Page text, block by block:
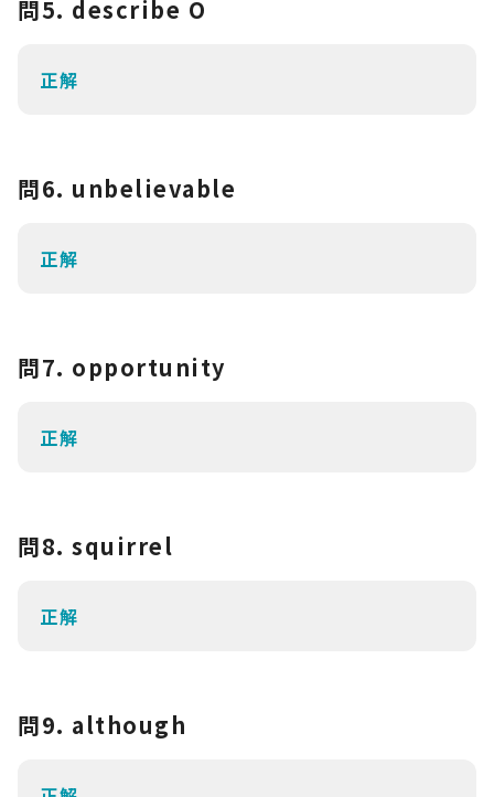
問5. describe O
正解
問6. unbelievable
正解
問7. opportunity
正解
問8. squirrel
正解
問9. although